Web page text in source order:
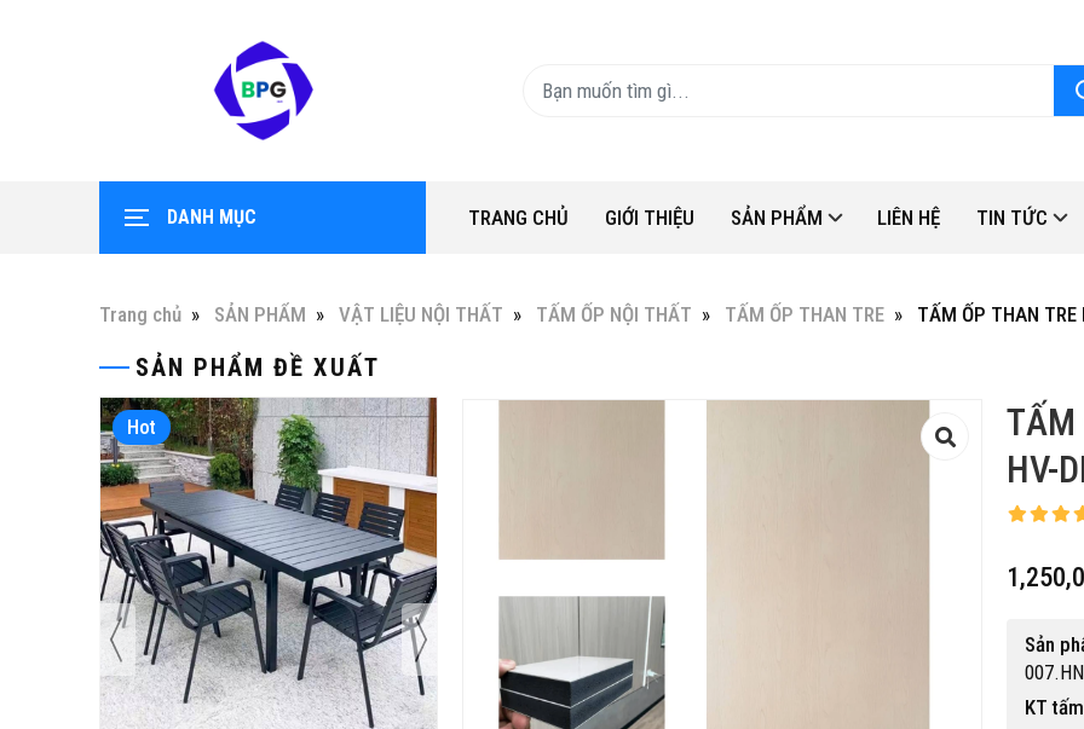
DANH MỤC TRANG CHỦ GIỚI THIỆU SẢN PHẨM LIÊN HỆ TIN TỨC
Trang chủ SẢN PHẨM VẬT LIỆU NỘI THẤT TẤM ỐP NỘI THẤT TẤM ỐP THAN TRE TẤM ỐP THAN
SẢN PHẨM ĐỀ XUẤT
Hot
TẤM
HV-
Sản
KT